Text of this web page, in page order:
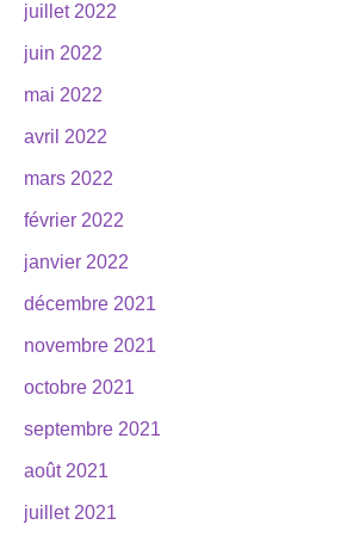
juillet 2022
juin 2022
mai 2022
avril 2022
mars 2022
février 2022
janvier 2022
décembre 2021
novembre 2021
octobre 2021
septembre 2021
août 2021
juillet 2021